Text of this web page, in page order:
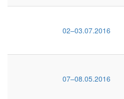
02–03.07.2016
07–08.05.2016